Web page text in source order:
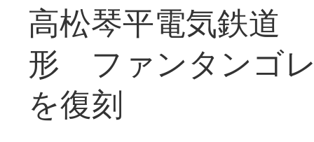
高松琴平電気鉄道
形 ファンタンゴ
を復刻